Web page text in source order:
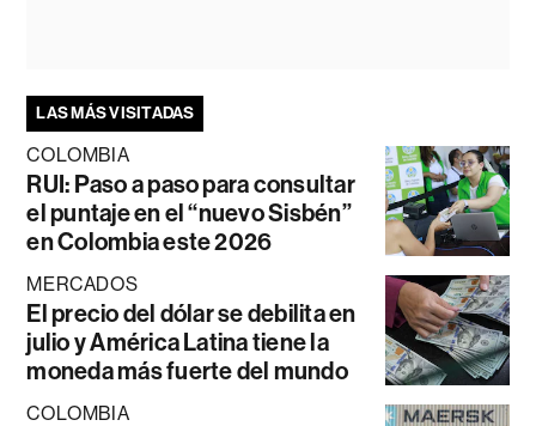
LAS MÁS VISITADAS
COLOMBIA
RUI: Paso a paso para consultar
el puntaje en el “nuevo Sisbén”
en Colombia este 2026
MERCADOS
El precio del dólar se debilita en
julio y América Latina tiene la
moneda más fuerte del mundo
COLOMBIA